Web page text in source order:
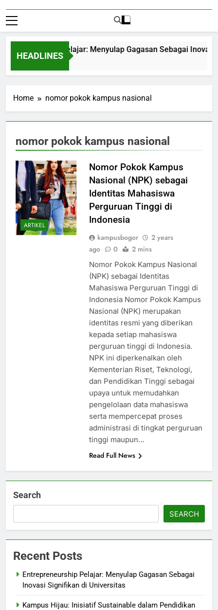
HEADLINES
Pelajar: Menyulap Gagasan Sebagai Inovasi
Ago
Home nomor pokok kampus nasional
nomor pokok kampus nasional
ARTIKEL
Nomor Pokok Kampus
Nasional (NPK) sebagai
Identitas Mahasiswa
Perguruan Tinggi di
Indonesia
kampusbogor
2 years
ago
0 2 mins
Nomor Pokok Kampus Nasional
(NPK) sebagai Identitas
Mahasiswa Perguruan Tinggi di
Indonesia Nomor Pokok Kampus
Nasional (NPK) merupakan
identitas resmi yang diberikan
kepada setiap mahasiswa
perguruan tinggi di Indonesia.
NPK ini diperkenalkan oleh
Kementerian Riset, Teknologi,
dan Pendidikan Tinggi sebagai
upaya untuk memudahkan
pengelolaan data mahasiswa
serta mempercepat proses
administrasi di tingkat perguruan
tinggi maupun…
Read Full News
Search
SEARCH
Recent Posts
Entrepreneurship Pelajar: Menyulap Gagasan Sebagai
Inovasi Signifikan di Universitas
Kampus Hijau: Inisiatif Sustainable dalam Pendidikan